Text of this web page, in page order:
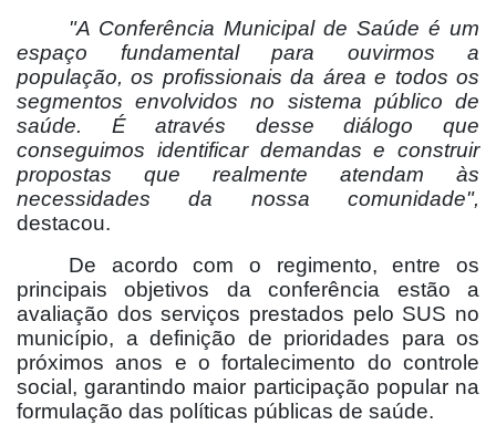
"A Conferência Municipal de Saúde é um
espaço fundamental para ouvirmos a
população, os profissionais da área e todos os
segmentos envolvidos no sistema público de
saúde. É através desse diálogo que
conseguimos identificar demandas e construir
propostas que realmente atendam às
necessidades da nossa comunidade",
destacou.
De acordo com o regimento, entre os
principais objetivos da conferência estão a
avaliação dos serviços prestados pelo SUS no
município, a definição de prioridades para os
próximos anos e o fortalecimento do controle
social, garantindo maior participação popular na
formulação das políticas públicas de saúde.